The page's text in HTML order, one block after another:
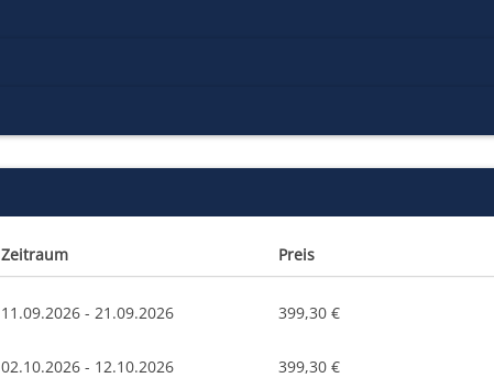
Zeitraum Preis
11.09.2026 - 21.09.2026 399,30 €
02.10.2026 - 12.10.2026 399,30 €